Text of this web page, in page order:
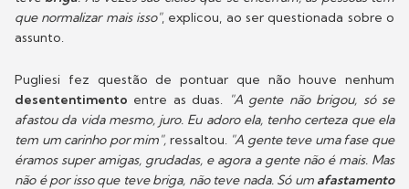
que normalizar mais isso", explicou, ao ser questionada sobre o
assunto.
Pugliesi fez questão de pontuar que não houve nenhum
desententimento entre as duas. "A gente não brigou, só se
afastou da vida mesmo, juro. Eu adoro ela, tenho certeza que ela
tem um carinho por mim", ressaltou."A gente teve uma fase que
éramos super amigas, grudadas, e agora a gente não é mais. Mas
não é por isso que teve briga, não teve nada. Só um afastamento